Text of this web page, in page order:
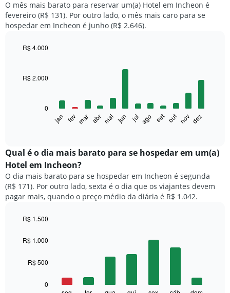
O mês mais barato para reservar um(a) Hotel em Incheon é
fevereiro (R$ 131). Por outro lado, o mês mais caro para se
hospedar em Incheon é junho (R$ 2.646).
with
12
exibe
o
preço
médio
de
um
mês
gráfico
tem
jan fev mar abr mai jun jul ago set out nov dez
0
R$ 2.000
R$ 4.000
Qual é o dia mais barato para se hospedar em um(a)
Hotel em Incheon?
O dia mais barato para se hospedar em Incheon é segunda
(R$ 171). Por outro lado, sexta é o dia que os viajantes devem
pagar mais, quando o preço médio da diária é R$ 1.042.
chart
with
bars.
graphic.
0
R$ 500
R$ 1.000
R$ 1.500